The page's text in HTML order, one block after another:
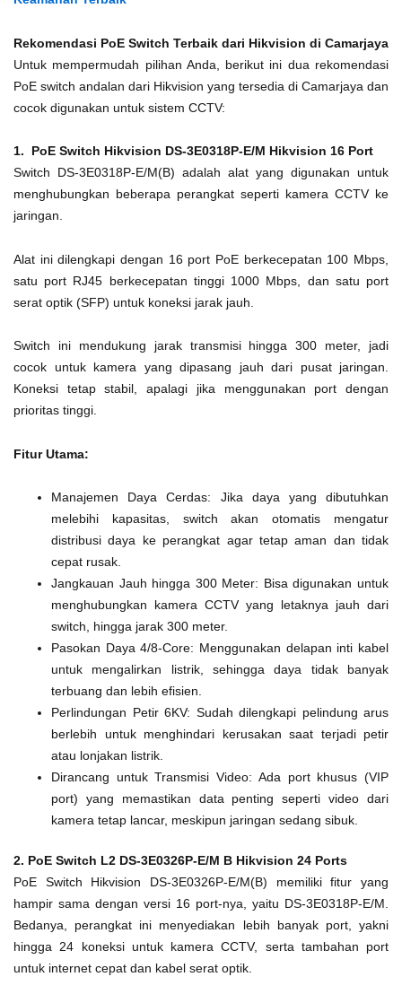
Rekomendasi PoE Switch Terbaik dari Hikvision di Camarjaya
Untuk mempermudah pilihan Anda, berikut ini dua rekomendasi
PoE switch andalan dari Hikvision yang tersedia di Camarjaya dan
cocok digunakan untuk sistem CCTV:
1. PoE Switch Hikvision DS-3E0318P-E/M Hikvision 16 Port
Switch DS-3E0318P-E/M(B) adalah alat yang digunakan untuk
menghubungkan beberapa perangkat seperti kamera CCTV ke
jaringan.
Alat ini dilengkapi dengan 16 port PoE berkecepatan 100 Mbps,
satu port RJ45 berkecepatan tinggi 1000 Mbps, dan satu port
serat optik (SFP) untuk koneksi jarak jauh.
Switch ini mendukung jarak transmisi hingga 300 meter, jadi
cocok untuk kamera yang dipasang jauh dari pusat jaringan.
Koneksi tetap stabil, apalagi jika menggunakan port dengan
prioritas tinggi.
Fitur Utama:
Manajemen Daya Cerdas: Jika daya yang dibutuhkan
melebihi kapasitas, switch akan otomatis mengatur
distribusi daya ke perangkat agar tetap aman dan tidak
cepat rusak.
Jangkauan Jauh hingga 300 Meter: Bisa digunakan untuk
menghubungkan kamera CCTV yang letaknya jauh dari
switch, hingga jarak 300 meter.
Pasokan Daya 4/8-Core: Menggunakan delapan inti kabel
untuk mengalirkan listrik, sehingga daya tidak banyak
terbuang dan lebih efisien.
Perlindungan Petir 6KV: Sudah dilengkapi pelindung arus
berlebih untuk menghindari kerusakan saat terjadi petir
atau lonjakan listrik.
Dirancang untuk Transmisi Video: Ada port khusus (VIP
port) yang memastikan data penting seperti video dari
kamera tetap lancar, meskipun jaringan sedang sibuk.
2. PoE Switch L2 DS-3E0326P-E/M B Hikvision 24 Ports
PoE Switch Hikvision DS-3E0326P-E/M(B) memiliki fitur yang
hampir sama dengan versi 16 port-nya, yaitu DS-3E0318P-E/M.
Bedanya, perangkat ini menyediakan lebih banyak port, yakni
hingga 24 koneksi untuk kamera CCTV, serta tambahan port
untuk internet cepat dan kabel serat optik.